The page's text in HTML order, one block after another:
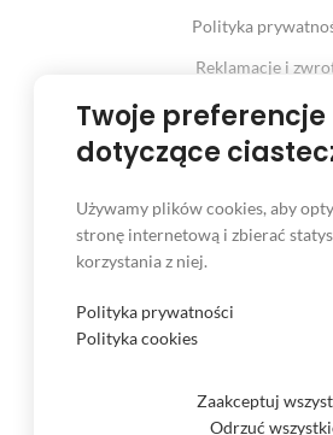
Polityka
Reklamacje i
Prawo odstąpienia od
INFORMACJE
Czas i koszt
Formy płatności
Twoje preferencje
dotyczące
Używamy plików cookies, aby
stronę internetową i zbierać
korzystania z niej.
Polityka prywatności
Polityka cookies
Zaakceptuj
Odrzuć